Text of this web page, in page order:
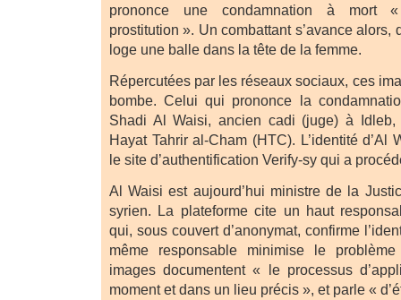
prononce une condamnation à mort
prostitution ». Un combattant s’avance alors,
loge une balle dans la tête de la femme.
Répercutées par les réseaux sociaux, ces
bombe. Celui qui prononce la
Shadi Al Waisi, ancien cadi (juge) à
Hayat Tahrir al-Cham (HTC). L’identité d’Al
le site d’authentification Verify-sy qui a
Al Waisi est aujourd’hui ministre de la
syrien. La plateforme cite un haut
qui, sous couvert d’anonymat, confirme
même responsable minimise le
images documentent « le processus
moment et dans un lieu précis », et parle «